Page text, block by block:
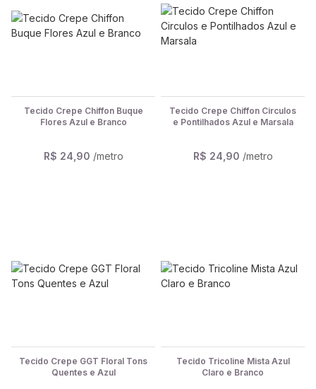
Tecido Crepe Chiffon Buque
Flores Azul e Branco
R$ 24,90 /metro
Tecido Crepe Chiffon Circulos
e Pontilhados Azul e Marsala
R$ 24,90 /metro
Tecido Crepe GGT Floral Tons
Quentes e Azul
Tecido Tricoline Mista Azul
Claro e Branco